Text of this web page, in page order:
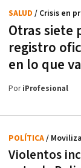
Otras siete
registro
en lo que
SALUD / Crisis en
PoriProfesional
Violentos
POLÍTICA/